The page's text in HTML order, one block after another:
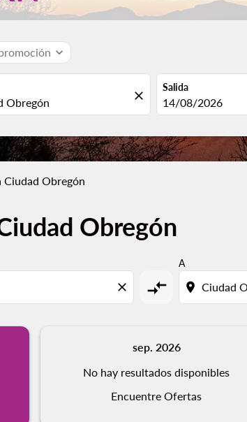
expand_more
close
Salida
fc-booking-
14/08/2026
Ciudad Obregón
Obregón
close compare_arrows
A
location_on
sep. 2026
No hay resultados disponibles
Encuentre Ofertas